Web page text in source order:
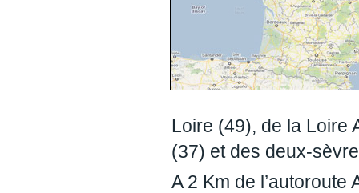
France
PAYS DE LA LOIRE
Loire (49), de la Loire
(37) et des deux-
A 2 Km de l’autoroute